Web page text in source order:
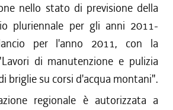
nello stato di previsione della
pluriennale per gli anni 2011-
per l'anno 2011, con la
di manutenzione e pulizia
briglie su corsi d'acqua montani".
regionale è autorizzata a